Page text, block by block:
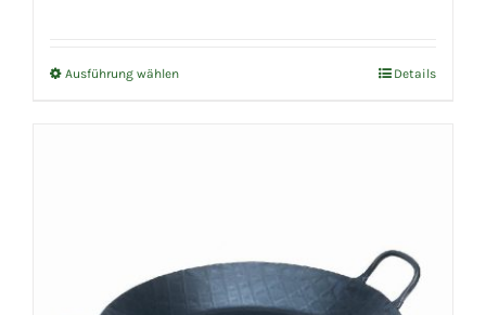
Ausführung wählenDieses
Die
Optionen
Details